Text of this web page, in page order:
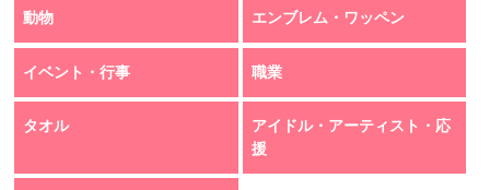
動物 エンブレム・ワッペン
イベント・行事 職業
タオル
アイドル・アーティスト・応
援